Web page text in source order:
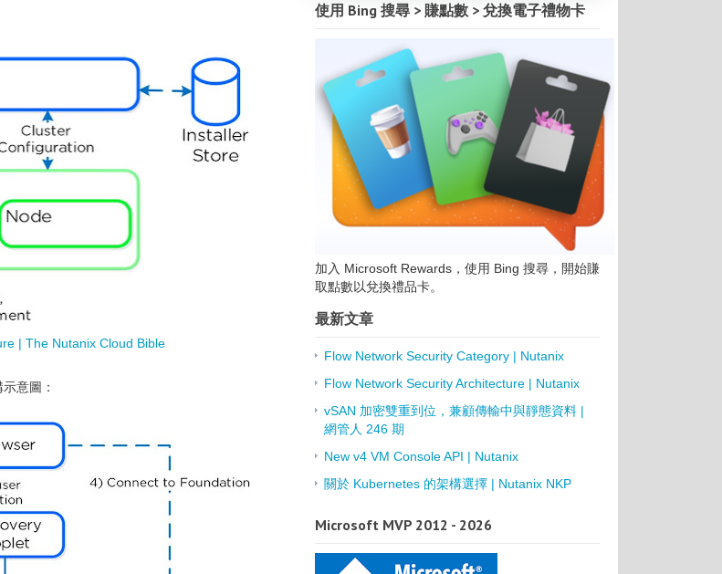
| The Nutanix Cloud Bible
意圖：
使用 Bing 搜尋 > 賺點數 > 兌換電子禮物卡
加入 Microsoft Rewards，使用 Bing 搜尋，開始賺
取點數以兌換禮品卡。
最新文章
Flow Network Security Category | Nutanix
Flow Network Security Architecture | Nutanix
vSAN 加密雙重到位，兼顧傳輸中與靜態資料 |
網管人 246 期
New v4 VM Console API | Nutanix
關於 Kubernetes 的架構選擇 | Nutanix NKP
Microsoft MVP 2012 - 2026